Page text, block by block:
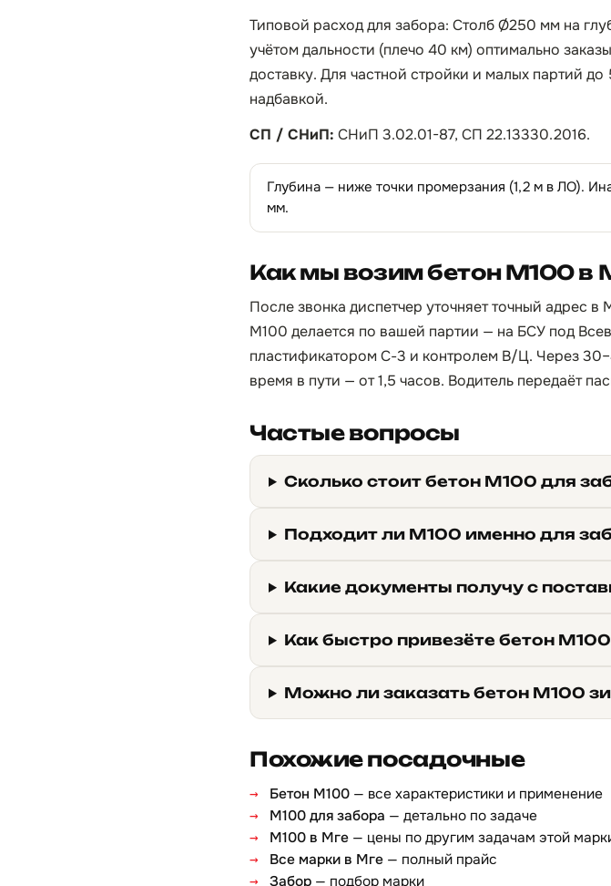
Типовой расход для забора: Столб Ø250 мм на
учётом дальности (плечо 40 км) оптимально
доставку. Для частной стройки и малых партий
надбавкой.
СП / СНиП: СНиП 3.02.01-87, СП 22.13330.2016.
Глубина — ниже точки промерзания (1,2 м в ЛО).
мм.
Как мы возим бетон М100 в
После звонка диспетчер уточняет точный адрес
М100 делается по вашей партии — на БСУ под
пластификатором С-3 и контролем В/Ц. Через
время в пути — от 1,5 часов. Водитель передаёт
Частые вопросы
Сколько стоит бетон М100 для
Подходит ли М100 именно для
Какие документы получу с
Как быстро привезёте бетон
Можно ли заказать бетон М100
Похожие посадочные
Бетон М100 — все характеристики и применение
М100 для забора — детально по задаче
М100 в Мге — цены по другим задачам этой
Все марки в Мге — полный прайс
Забор — подбор марки